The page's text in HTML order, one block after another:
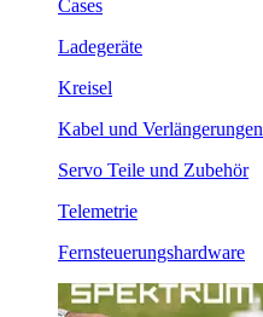
Cases
Ladegeräte
Kreisel
Kabel und Verlängerungen
Servo Teile und Zubehör
Telemetrie
Fernsteuerungshardware